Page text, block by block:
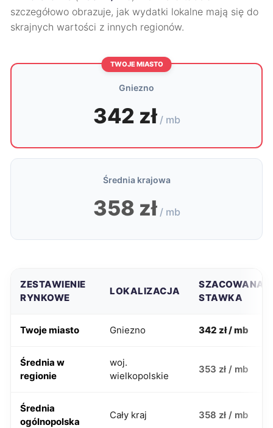
szczegółowo obrazuje, jak wydatki lokalne mają się do
skrajnych wartości z innych regionów.
TWOJE MIASTO
Gniezno
342 zł / mb
Średnia krajowa
358 zł / mb
ZESTAWIENIE
RYNKOWE
LOKALIZACJA
SZACOWANA
STAWKA
Twoje miasto Gniezno 342 zł / mb
Średnia w
regionie
woj.
wielkopolskie
353 zł / mb
Średnia
ogólnopolska
Cały kraj 358 zł / mb